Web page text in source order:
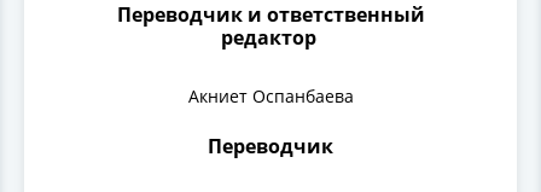
Переводчик и ответственный
редактор
Акниет Оспанбаева
Переводчик